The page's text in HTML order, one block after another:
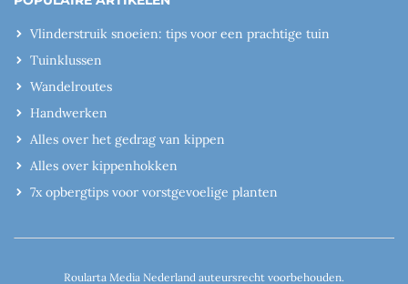
Vlinderstruik snoeien: tips voor een prachtige tuin
Tuinklussen
Wandelroutes
Handwerken
Alles over het gedrag van kippen
Alles over kippenhokken
7x opbergtips voor vorstgevoelige planten
Roularta Media Nederland auteursrecht voorbehouden.